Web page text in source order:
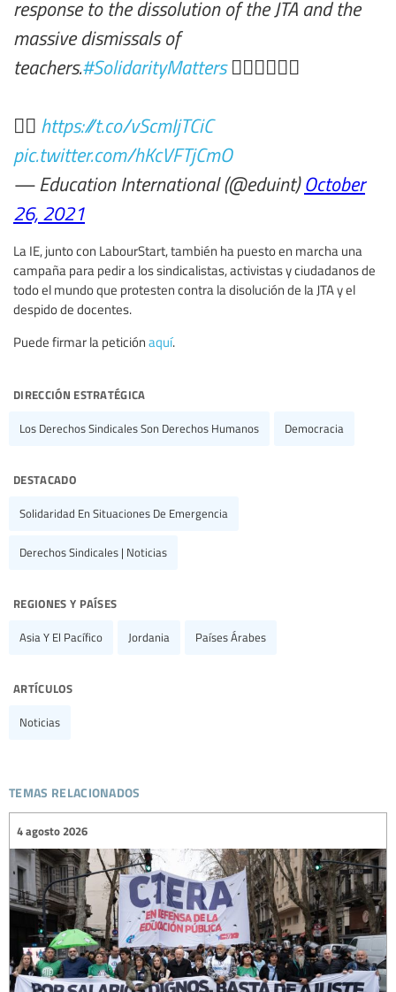
response to the dissolution of the JTA and the
massive dismissals of
teachers.#SolidarityMatters✊🏻✊🏽✊🏿
👉🏽 https://t.co/vScmIjTCiC
pic.twitter.com/hKcVFTjCmO
— Education International (@eduint)October
26, 2021
La IE, junto con LabourStart, también ha puesto en marcha una
campaña para pedir a los sindicalistas, activistas y ciudadanos de
todo el mundo que protesten contra la disolución de la JTA y el
despido de docentes.
Puede firmar la petición aquí.
dirección estratégica
Los Derechos Sindicales Son Derechos Humanos Democracia
destacado
Solidaridad En Situaciones De Emergencia
Derechos Sindicales | Noticias
regiones y países
Asia Y El Pacífico Jordania Países Árabes
artículos
Noticias
temas relacionados
4 agosto 2026